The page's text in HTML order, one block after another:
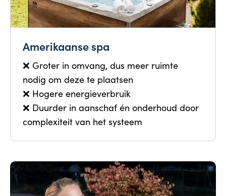
Amerikaanse spa
❌ Groter in omvang, dus meer ruimte
nodig om deze te plaatsen
❌ Hogere energieverbruik
❌ Duurder in aanschaf én onderhoud door
complexiteit van het systeem